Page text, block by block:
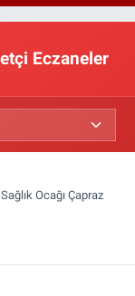
Eczaneler
Ocağı Çapraz